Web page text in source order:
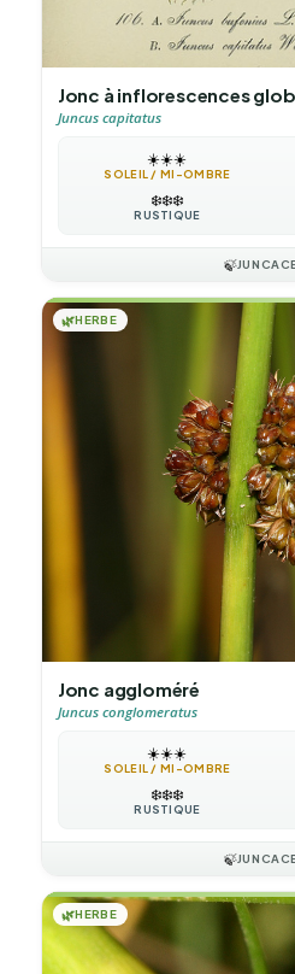
Jonc à inflorescences
Juncus capitatus
☀️☀️☀️
SOLEIL / MI-OMBRE
❄️❄️❄️
RUSTIQUE
🍃
🌿HERBE
Jonc aggloméré
Juncus conglomeratus
☀️☀️☀️
SOLEIL / MI-OMBRE
❄️❄️❄️
RUSTIQUE
🍃
🌿HERBE